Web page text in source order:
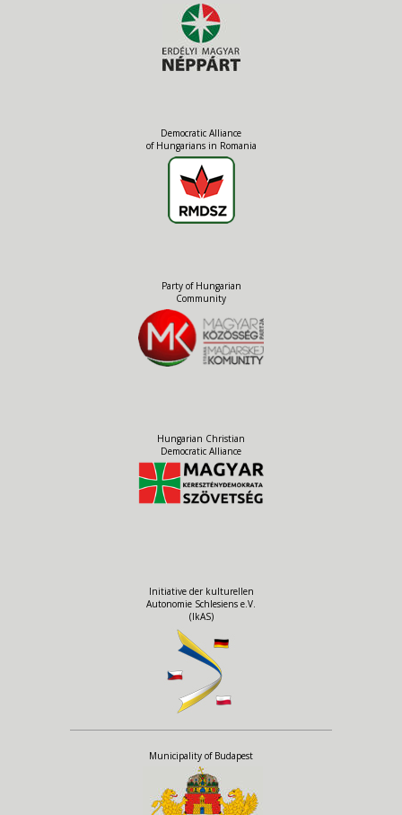
Democratic Alliance
of Hungarians in Romania
Party of Hungarian
Community
Hungarian Christian
Democratic Alliance
Initiative der kulturellen
Autonomie Schlesiens e.V.
(IkAS)
Municipality of Budapest